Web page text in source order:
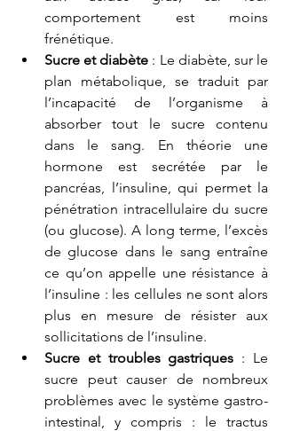
comportement est moins
frénétique.
Sucre et diabète : Le diabète, sur le
plan métabolique, se traduit par
l’incapacité de l’organisme à
absorber tout le sucre contenu
dans le sang. En théorie une
hormone est secrétée par le
pancréas, l’insuline, qui permet la
pénétration intracellulaire du sucre
(ou glucose). A long terme, l’excès
de glucose dans le sang entraîne
ce qu’on appelle une résistance à
l’insuline : les cellules ne sont alors
plus en mesure de résister aux
sollicitations de l’insuline.
Sucre et troubles gastriques : Le
sucre peut causer de nombreux
problèmes avec le système gastro-
intestinal, y compris : le tractus